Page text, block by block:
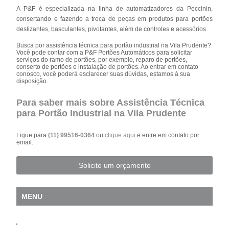
A P&F é especializada na linha de automatizadores da Peccinin,
consertando e fazendo a troca de peças em produtos para portões
deslizantes, basculantes, pivotantes, além de controles e acessórios.
Busca por assistência técnica para portão industrial na Vila Prudente?
Você pode contar com a P&F Portões Automáticos para solicitar
serviços do ramo de portões, por exemplo, reparo de portões,
conserto de portões e instalação de portões. Ao entrar em contato
conosco, você poderá esclarecer suas dúvidas, estamos à sua
disposição.
Para saber mais sobre Assistência Técnica
para Portão Industrial na Vila Prudente
Ligue para(11) 99516-0364ouclique aqui e entre em contato por
email.
Solicite um orçamento
MENU